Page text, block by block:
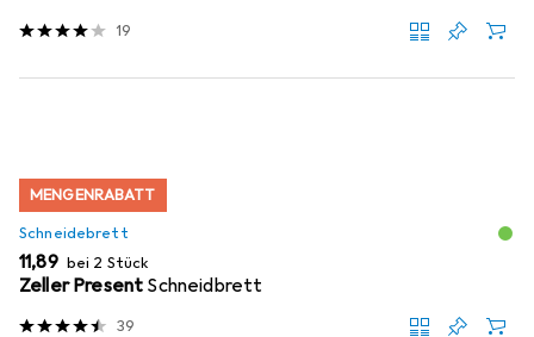
19
MENGENRABATT
Schneidebrett
EUR
11,89 bei 2 Stück
Zeller Present Schneidbrett
39